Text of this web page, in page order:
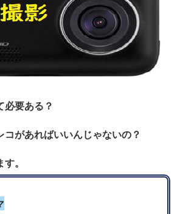
必要ある？
コがあればいいんじゃないの？
。